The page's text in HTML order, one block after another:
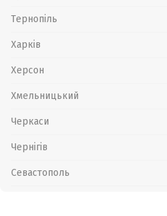
Тернопіль
Харків
Херсон
Хмельницький
Черкаси
Чернігів
Севастополь